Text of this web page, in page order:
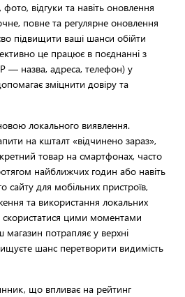
відгуки та навіть оновлення
повне та регулярне оновлення
підвищити ваші шанси обійти
це працює в поєднанні з
— назва, адреса, телефон) у
зміцнити довіру та
локального виявлення.
на кшталт «відчинено зараз»,
товар на смартфонах, часто
найближчих годин або навіть
сайту для мобільних пристроїв,
та використання локальних
скористатися цими моментами
потрапляє у верхні
шанс перетворити видимість
що впливає на рейтинг